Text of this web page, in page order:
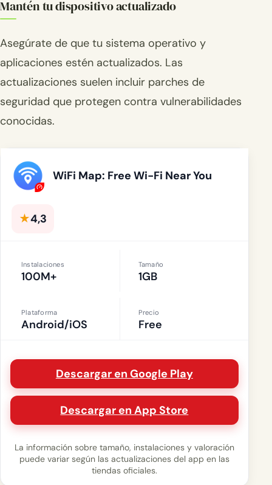
Mantén tu dispositivo actualizado
Asegúrate de que tu sistema operativo y
aplicaciones estén actualizados. Las
actualizaciones suelen incluir parches de
seguridad que protegen contra vulnerabilidades
conocidas.
WiFi Map: Free Wi-Fi Near You
★4,3
Instalaciones
100M+
Tamaño
1GB
Plataforma
Android/iOS
Precio
Free
Descargar en Google Play
Descargar en App Store
La información sobre tamaño, instalaciones y valoración
puede variar según las actualizaciones del app en las
tiendas oficiales.